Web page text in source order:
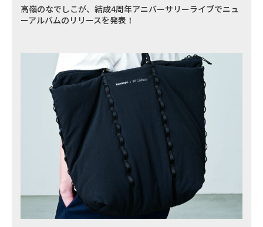
高嶺のなでしこが、結成4周年アニバーサリーライブでニュ
ーアルバムのリリースを発表！